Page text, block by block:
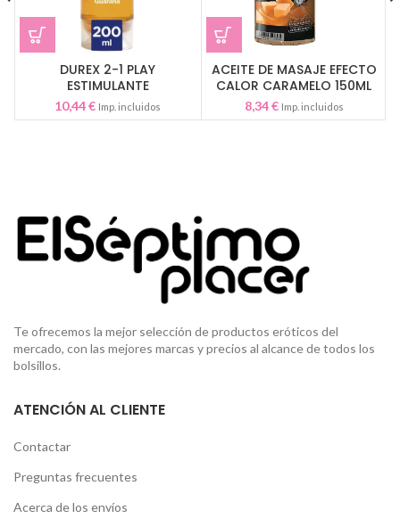
DUREX 2-1 PLAY
ESTIMULANTE
10,44€ Imp. incluidos
ACEITE DE MASAJE EFECTO
CALOR CARAMELO 150ML
8,34€ Imp. incluidos
Te ofrecemos la mejor selección de productos eróticos del
mercado, con las mejores marcas y precios al alcance de todos los
bolsillos.
ATENCIÓN AL CLIENTE
Contactar
Preguntas frecuentes
Acerca de los envíos